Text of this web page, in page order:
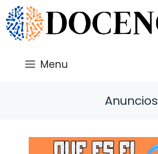
Saltar
al
contenido
Menu
Anuncios